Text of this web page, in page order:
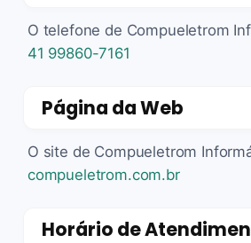
O telefone de Compueletrom
41 99860-7161
Página da Web
O site de Compueletrom
compueletrom.com.br
Horário de